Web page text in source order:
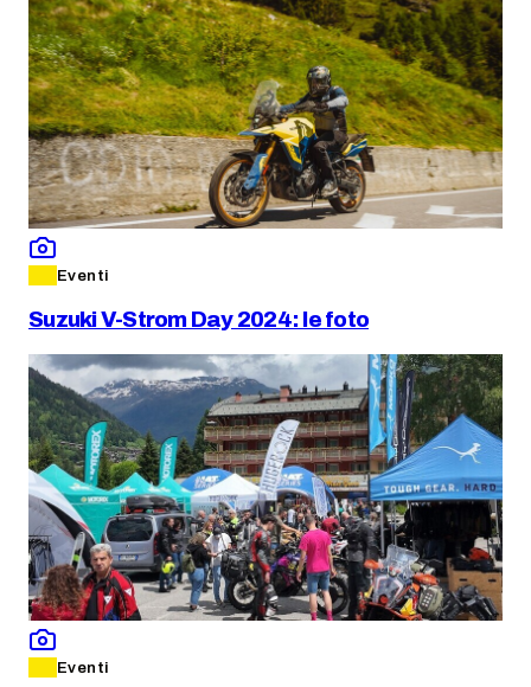
Eventi
Suzuki V-Strom Day 2024: le foto
Eventi